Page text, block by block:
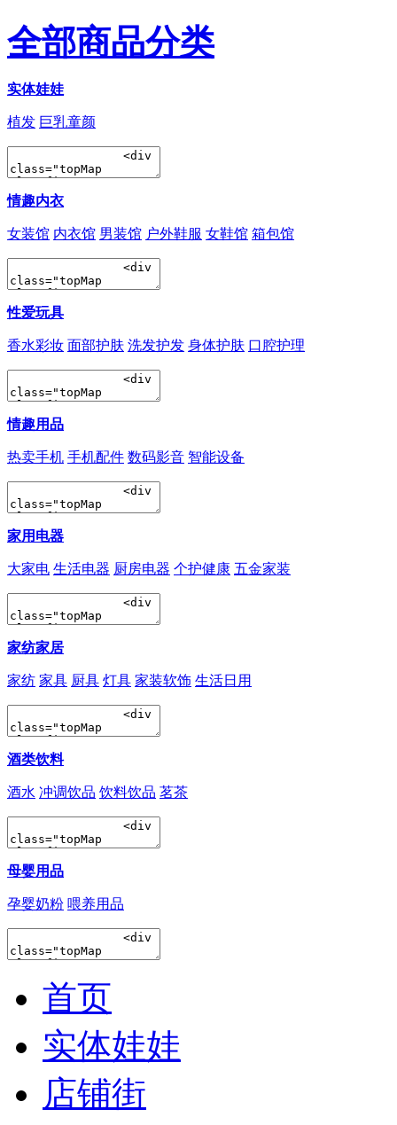
全部商品分类
实体娃娃
植发 巨乳童颜
情趣内衣
女装馆 内衣馆 男装馆 户外鞋服 女鞋馆 箱包馆
性爱玩具
香水彩妆 面部护肤 洗发护发 身体护肤 口腔护理
情趣用品
热卖手机 手机配件 数码影音 智能设备
家用电器
大家电 生活电器 厨房电器 个护健康 五金家装
家纺家居
家纺 家具 厨具 灯具 家装软饰 生活日用
酒类饮料
酒水 冲调饮品 饮料饮品 茗茶
母婴用品
孕婴奶粉 喂养用品
首页
实体娃娃
店铺街